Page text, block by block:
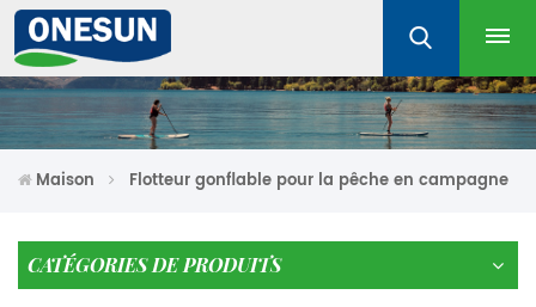
Maison Flotteur gonflable pour la pêche en campagne
CATÉGORIES DE PRODUITS